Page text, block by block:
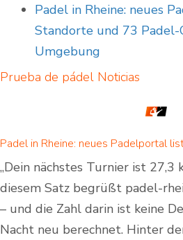
Padel in Rheine: neues
Standorte und 73 Padel-
Umgebung
Prueba de pádel Noticias
„Dein nächstes Turnier ist 27,3
diesem Satz begrüßt padel-
– und die Zahl darin ist keine
Nacht neu berechnet. Hinter